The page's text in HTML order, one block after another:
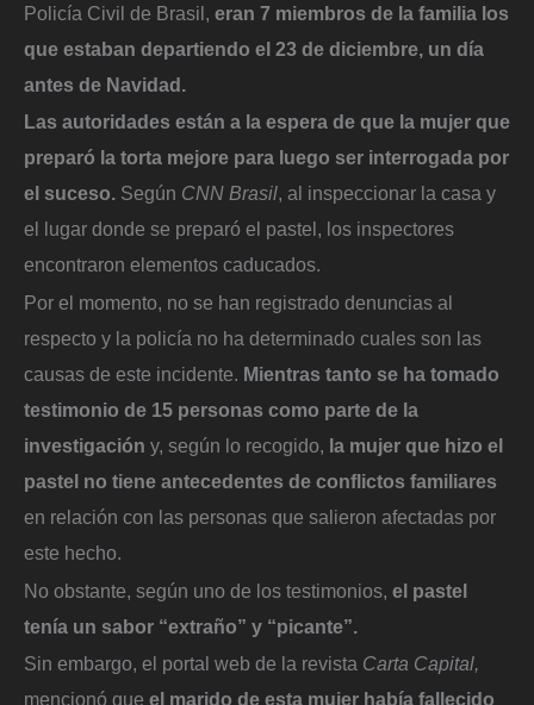
Policía Civil de Brasil, eran 7 miembros de la familia los
que estaban departiendo el 23 de diciembre, un día
antes de Navidad.
Las autoridades están a la espera de que la mujer que
preparó la torta mejore para luego ser interrogada por
el suceso. Según CNN Brasil, al inspeccionar la casa y
el lugar donde se preparó el pastel, los inspectores
encontraron elementos caducados.
Por el momento, no se han registrado denuncias al
respecto y la policía no ha determinado cuales son las
causas de este incidente. Mientras tanto se ha tomado
testimonio de 15 personas como parte de la
investigación y, según lo recogido, la mujer que hizo el
pastel no tiene antecedentes de conflictos familiares
en relación con las personas que salieron afectadas por
este hecho.
No obstante, según uno de los testimonios, el pastel
tenía un sabor “extraño” y “picante”.
Sin embargo, el portal web de la revista Carta Capital,
mencionó que el marido de esta mujer había fallecido